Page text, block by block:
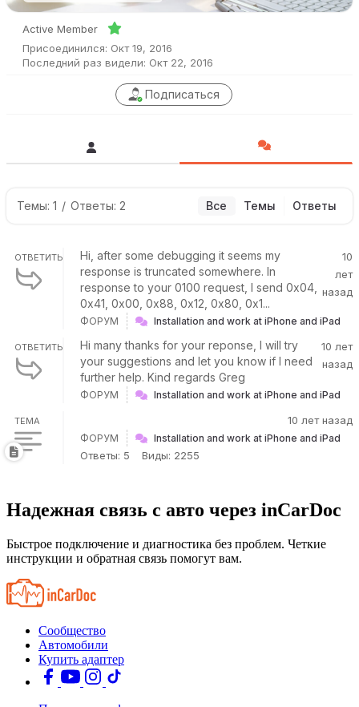
Active Member
Присоединился: Окт 19, 2016
Последний раз видели: Окт 22, 2016
Подписаться
Темы: 1 / Ответы: 2 Все Темы Ответы
ОТВЕТИТЬ
Hi, after some debugging it seems my
response is truncated somewhere. In
response to your 0100 request, I send 0x04,
0x41, 0x00, 0x88, 0x12, 0x80, 0x1...
10
лет
назад
ФОРУМ Installation and work at iPhone and iPad
ОТВЕТИТЬ
Hi many thanks for your reponse, I will try
your suggestions and let you know if I need
further help. Kind regards Greg
10 лет
назад
ФОРУМ Installation and work at iPhone and iPad
ТЕМА 10 лет назад
ФОРУМ Installation and work at iPhone and iPad
Ответы: 5 Виды: 2255
Надежная связь с авто через inCarDoc
Быстрое подключение и диагностика без проблем. Четкие
инструкции и обратная связь помогут вам.
Сообщество
Автомобили
Купить адаптер